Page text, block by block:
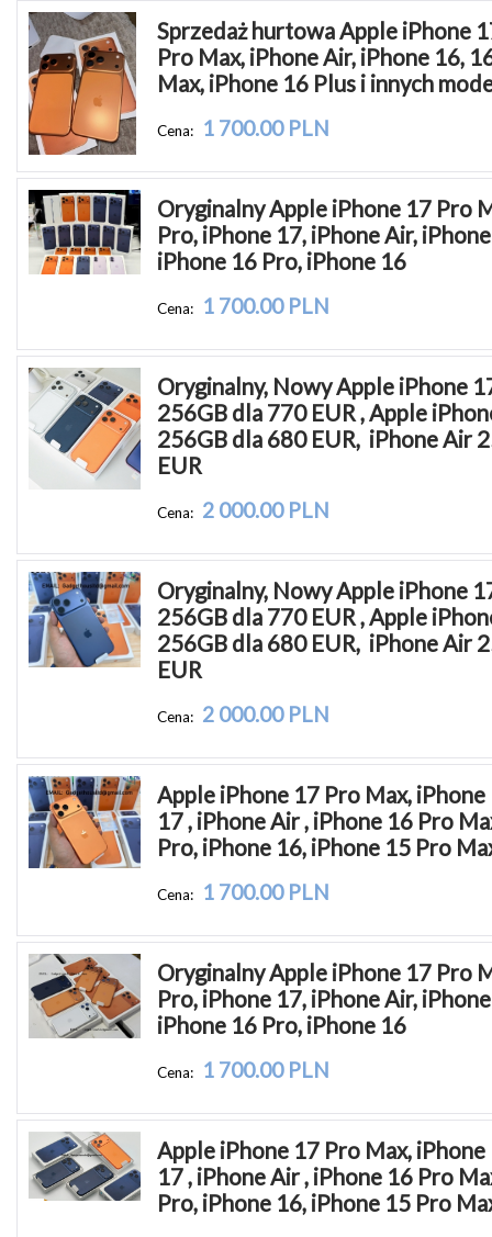
Sprzedaż hurtowa Apple iPhone
Pro Max, iPhone Air, iPhone 16,
Max, iPhone 16 Plus i innych
Cena: 1 700.00 PLN
Oryginalny Apple iPhone 17 Pro
Pro, iPhone 17, iPhone Air,
iPhone 16 Pro, iPhone 16
Cena: 1 700.00 PLN
Oryginalny, Nowy Apple iPhone
256GB dla 770 EUR , Apple
256GB dla 680 EUR,  iPhone Air
EUR
Cena: 2 000.00 PLN
Oryginalny, Nowy Apple iPhone
256GB dla 770 EUR , Apple
256GB dla 680 EUR,  iPhone Air
EUR
Cena: 2 000.00 PLN
Apple iPhone 17 Pro Max,
17 , iPhone Air , iPhone 16 Pro
Pro, iPhone 16, iPhone 15 Pro
Cena: 1 700.00 PLN
Oryginalny Apple iPhone 17 Pro
Pro, iPhone 17, iPhone Air,
iPhone 16 Pro, iPhone 16
Cena: 1 700.00 PLN
Apple iPhone 17 Pro Max,
17 , iPhone Air , iPhone 16 Pro
Pro, iPhone 16, iPhone 15 Pro